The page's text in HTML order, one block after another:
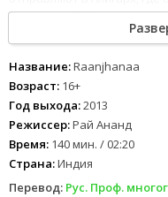
престижный Университет
Название:Raanjhanaa
Возраст: 16+
Год выхода:2013
Режиссер:Рай Ананд
Время: 140 мин. / 02:20
Страна:Индия
Перевод: Рус. Проф.